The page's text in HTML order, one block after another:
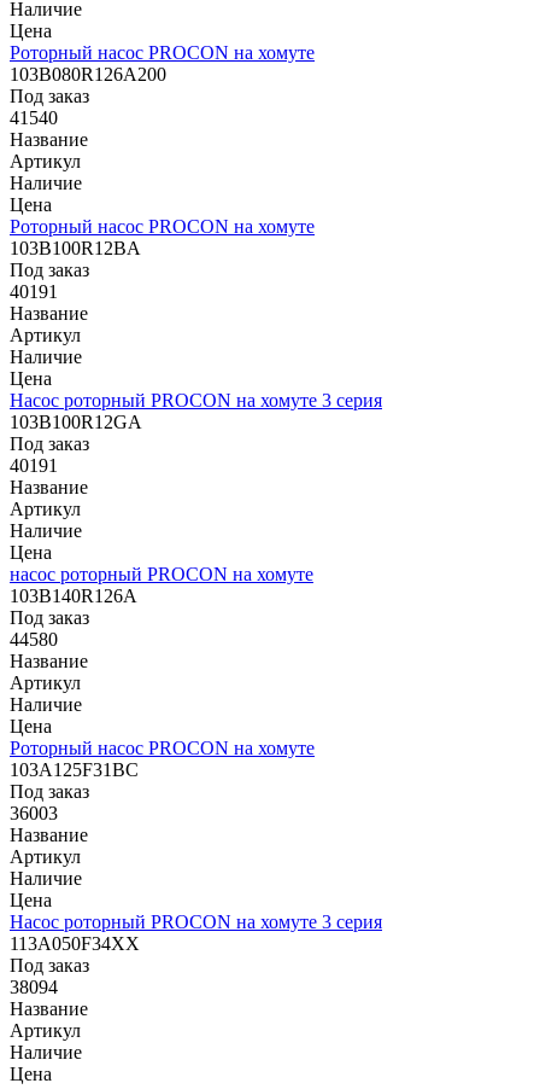
Наличие
Цена
Роторный насос PROCON на хомуте
103B080R126A200
Под заказ
41540
Название
Артикул
Наличие
Цена
Роторный насос PROCON на хомуте
103B100R12BA
Под заказ
40191
Название
Артикул
Наличие
Цена
Насос роторный PROCON на хомуте 3 серия
103B100R12GA
Под заказ
40191
Название
Артикул
Наличие
Цена
насос роторный PROCON на хомуте
103B140R126A
Под заказ
44580
Название
Артикул
Наличие
Цена
Роторный насос PROCON на хомуте
103А125F31BC
Под заказ
36003
Название
Артикул
Наличие
Цена
Насос роторный PROCON на хомуте 3 серия
113A050F34XX
Под заказ
38094
Название
Артикул
Наличие
Цена